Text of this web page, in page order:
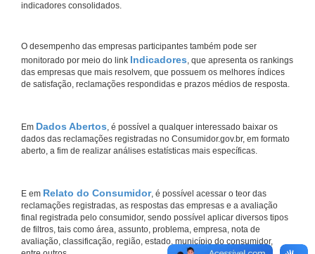
indicadores consolidados.
O desempenho das empresas participantes também pode ser
monitorado por meio do link Indicadores, que apresenta os rankings
das empresas que mais resolvem, que possuem os melhores índices
de satisfação, reclamações respondidas e prazos médios de resposta.
Em Dados Abertos, é possível a qualquer interessado baixar os
dados das reclamações registradas no Consumidor.gov.br, em formato
aberto, a fim de realizar análises estatísticas mais específicas.
E em Relato do Consumidor, é possível acessar o teor das
reclamações registradas, as respostas das empresas e a avaliação
final registrada pelo consumidor, sendo possível aplicar diversos tipos
de filtros, tais como área, assunto, problema, empresa, nota de
avaliação, classificação, região, estado, município do consumidor,